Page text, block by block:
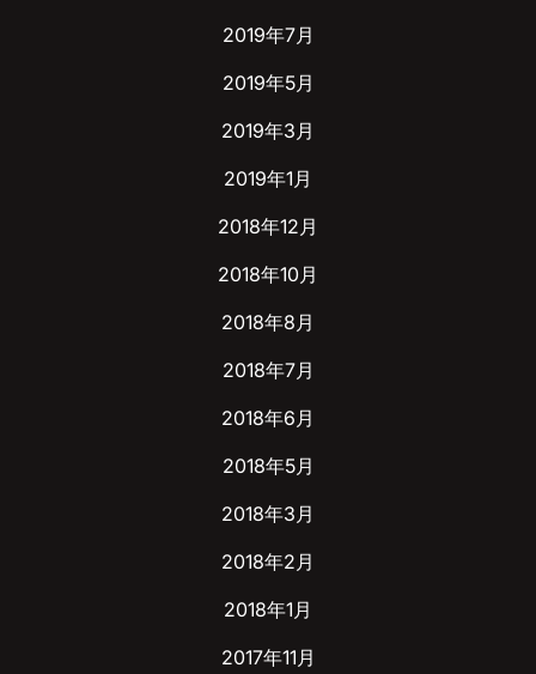
2019年7月
2019年5月
2019年3月
2019年1月
2018年12月
2018年10月
2018年8月
2018年7月
2018年6月
2018年5月
2018年3月
2018年2月
2018年1月
2017年11月